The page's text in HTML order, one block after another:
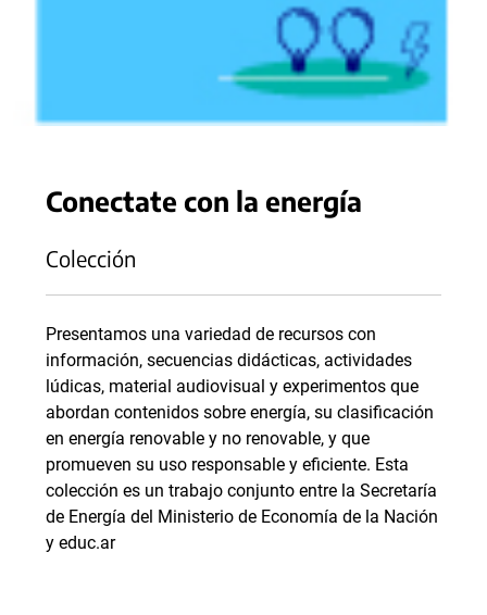
Conectate con la energía
Colección
Presentamos una variedad de recursos con
información, secuencias didácticas, actividades
lúdicas, material audiovisual y experimentos que
abordan contenidos sobre energía, su clasificación
en energía renovable y no renovable, y que
promueven su uso responsable y eficiente. Esta
colección es un trabajo conjunto entre la Secretaría
de Energía del Ministerio de Economía de la Nación
y educ.ar